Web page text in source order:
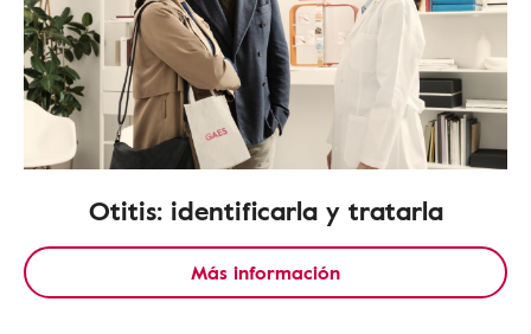
Otitis: identificarla y tratarla
Más información